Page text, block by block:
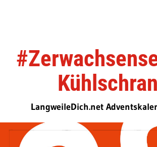
LangweileDich.net